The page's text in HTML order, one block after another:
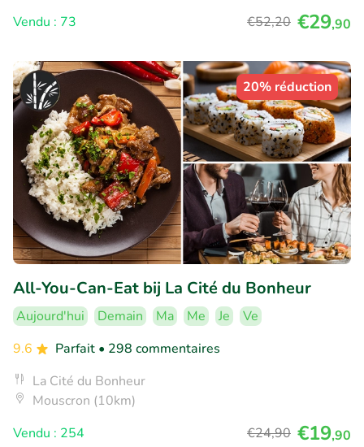
Vendu : 73
€52,20 €29,90
20% réduction
All-You-Can-Eat bij La Cité du Bonheur
Aujourd'hui Demain Ma Me Je
Ve
9.6
Parfait • 298 commentaires
La Cité du Bonheur
Mouscron (10km)
Vendu : 254
€24,90 €19,90